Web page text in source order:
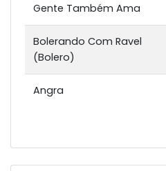
Gente Também Ama
Bolerando Com Ravel
(Bolero)
Angra